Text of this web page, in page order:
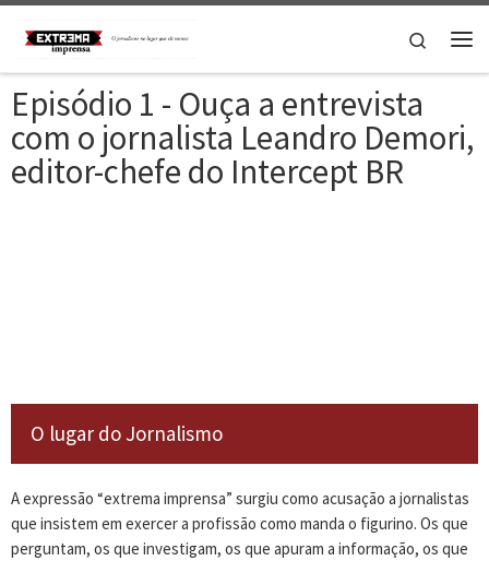
Skip to content Search
Episódio 1 - Ouça a entrevista
com o jornalista Leandro Demori,
editor-chefe do Intercept BR
O lugar do Jornalismo
A expressão “extrema imprensa” surgiu como acusação a jornalistas
que insistem em exercer a profissão como manda o figurino. Os que
perguntam, os que investigam, os que apuram a informação, os que